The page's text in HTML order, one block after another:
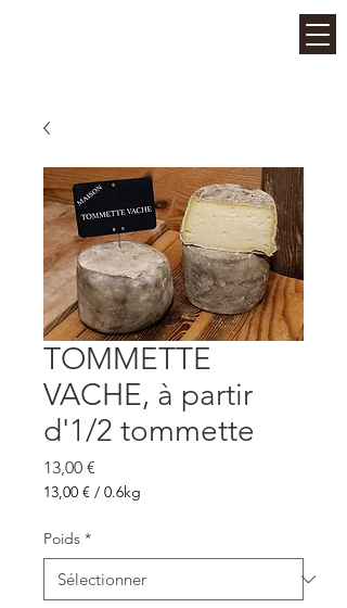
TOMMETTE
VACHE, à partir
d'1/2 tommette
13,00 €
13,00 € / 0.6kg
pour
0.6
Kilogrammes
Poids *